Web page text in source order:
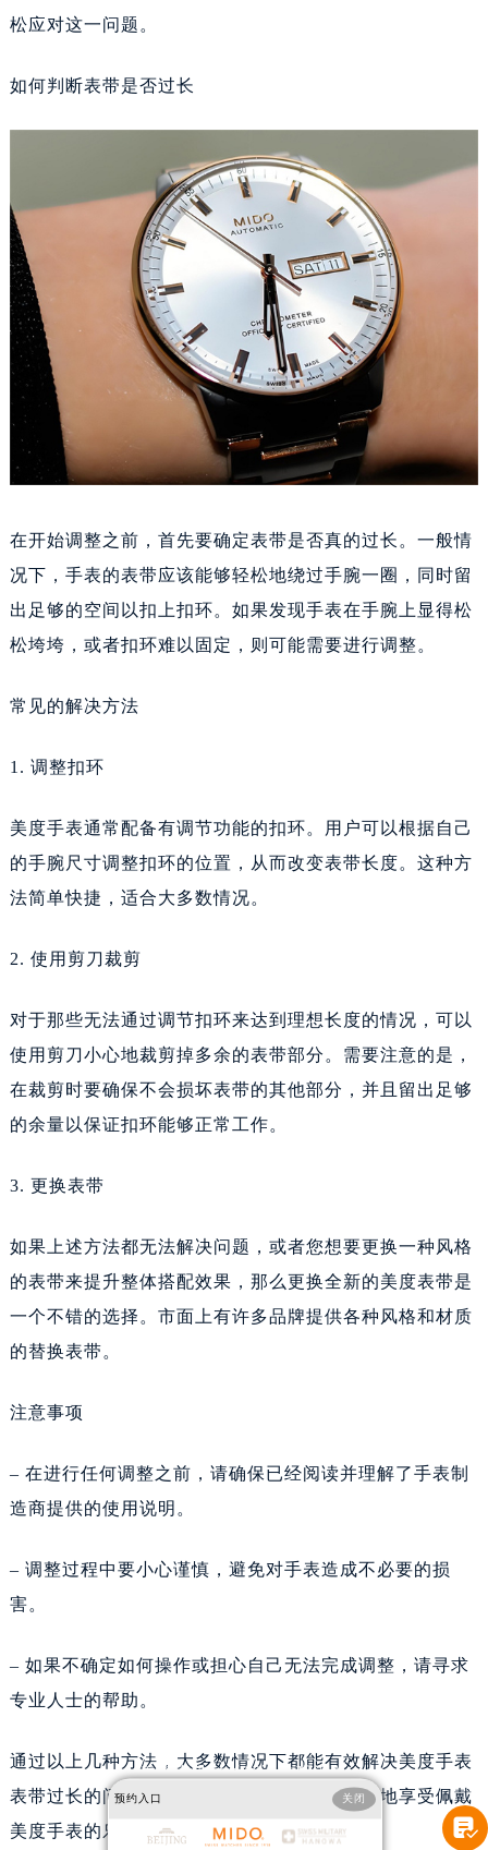
美度表带过长解决技巧汇总
【美度售后】美度表带过长如何解决，一直是许多手表爱好者关注的问题。无论是日常佩
戴还是特殊场合，合适的表带长度能够提升佩戴
松应对这一问题。
如何判断表带是否过长
在开始调整之前，首先要确定表带是否真的过长。一般情
况下，手表的表带应该能够轻松地绕过手腕一圈，同时留
出足够的空间以扣上扣环。如果发现手表在手腕上显得松
松垮垮，或者扣环难以固定，则可能需要进行调整。
常见的解决方法
1. 调整扣环
美度手表通常配备有调节功能的扣环。用户可以根据自己
的手腕尺寸调整扣环的位置，从而改变表带长度。这种方
法简单快捷，适合大多数情况。
2. 使用剪刀裁剪
对于那些无法通过调节扣环来达到理想长度的情况，可以
使用剪刀小心地裁剪掉多余的表带部分。需要注意的是，
在裁剪时要确保不会损坏表带的其他部分，并且留出足够
的余量以保证扣环能够正常工作。
3. 更换表带
如果上述方法都无法解决问题，或者您想要更换一种风格
的表带来提升整体搭配效果，那么更换全新的美度表带是
一个不错的选择。市面上有许多品牌提供各种风格和材质
的替换表带。
注意事项
– 在进行任何调整之前，请确保已经阅读并理解了手表制
造商提供的使用说明。
– 调整过程中要小心谨慎，避免对手表造成不必要的损
害。
– 如果不确定如何操作或担心自己无法完成调整，请寻求
专业人士的帮助。
通过以上几种方法，大多数情况下都能有效解决美度手表
表带过长的问题。希望这些技巧能帮助您更好地享受佩戴
美度手表的乐趣！

预约入口 关闭